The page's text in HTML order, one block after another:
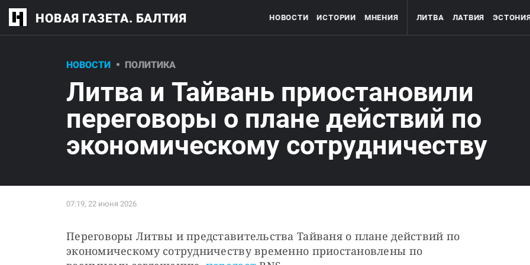
НОВАЯ ГАЗЕТА. БАЛТИЯ НОВОСТИ ИСТОРИИ МНЕНИЯ ЛИТВА ЛАТВИЯ
НОВОСТИ ПОЛИТИКА
Литва и Тайвань приостановили
переговоры о плане действий по
экономическому сотрудничеству
Переговоры Литвы и представительства Тайваня о плане действий по
экономическому сотрудничеству временно приостановлены по